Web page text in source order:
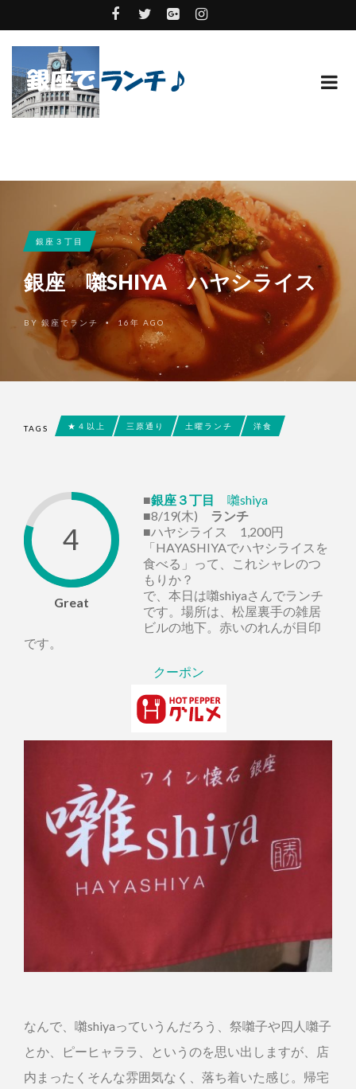
銀座３丁目
銀座 囃SHIYA ハヤシライス
BY 銀座でランチ • 16年 AGO
TAGS ★４以上 三原通り 土曜ランチ 洋食
4
Great
■銀座３丁目
囃shiya
■8/19(木) ランチ
■ハヤシライス 1,200円
「HAYASHIYAでハヤシライスを
食べる」って、これシャレのつ
もりか？
で、本日は囃shiyaさんでランチ
です。場所は、松屋裏手の雑居
ビルの地下。赤いのれんが目印
です。
クーポン
なんで、囃shiyaっていうんだろう、祭囃子や四人囃子
とか、ピーヒャララ、というのを思い出しますが、店
内まったくそんな雰囲気なく、落ち着いた感じ。帰宅